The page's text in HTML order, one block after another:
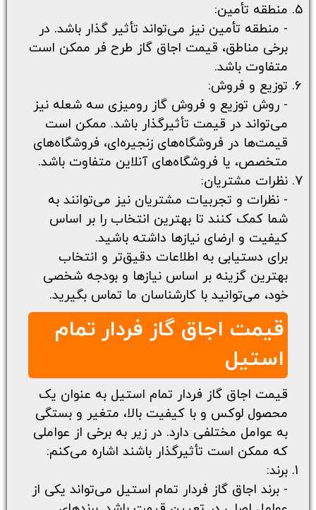
منطقه تأمین:
- منطقه تأمین نیز می‌تواند تأثیر گذار باشد. در
برخی مناطق، قیمت اجاق گاز طرح فر ممکن است
متفاوت باشد.
توزیع و فروش:
- روش توزیع و فروش گاز رومیزی سه شعله نیز
می‌تواند در قیمت تأثیرگذار باشد. ممکن است
قیمت‌ها در فروشگاه‌های زنجیره‌ای، فروشگاه‌های
متخصص، یا فروشگاه‌های آنلاین متفاوت باشد.
نظرات مشتریان:
- نظرات و تجربیات مشتریان نیز می‌توانند به
شما کمک کنند تا بهترین انتخاب را بر اساس
کیفیت و ارضای نیازها داشته باشید.
برای دستیابی به اطلاعات دقیق‌تر و انتخاب
بهترین گزینه بر اساس نیازها و بودجه شخصی
خود، می‌توانید با کارشناسان ما تماس بگیرید.
قیمت اجاق گاز فردار تمام
استیل
قیمت اجاق گاز فردار تمام استیل به عنوان یک
محصول لوکس و با کیفیت بالا، متغیر و بستگی
به عوامل مختلفی دارد. در زیر به برخی از عواملی
که ممکن است تأثیرگذار باشند اشاره می‌کنم:
برند:
- برند اجاق گاز فردار تمام استیل می‌تواند یکی از